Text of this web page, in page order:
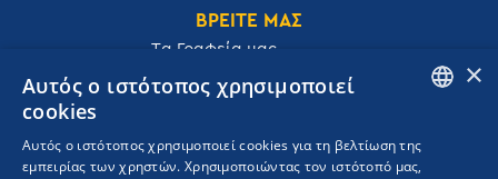
ΒΡΕΙΤΕ ΜΑΣ
Tα Γραφεία μας
Ακαδημίας 32, 106 72, Αθήνα, Ελλάδα
GREEK
×
Αυτός ο ιστότοπος χρησιμοποιεί
cookies
Αυτός ο ιστότοπος χρησιμοποιεί cookies για τη βελτίωση της
εμπειρίας των χρηστών. Χρησιμοποιώντας τον ιστότοπό μας,